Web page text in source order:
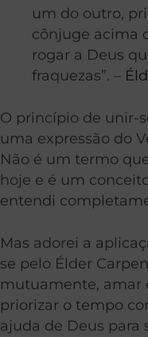
um do outro,
cônjuge acima
rogar a Deus
fraquezas”. –
O princípio de unir-
uma expressão do
Não é um termo
hoje e é um
entendi
Mas adorei a
se pelo Élder
mutuamente, amar
priorizar o tempo
ajuda de Deus para